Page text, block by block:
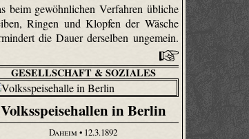
beim gewöhnlichen Verfahren übliche
Ringen und Klopfen der Wäsche
die Dauer derselben ungemein.
GESELLSCHAFT & SOZIALES
Volksspeisehallen in Berlin
Daheim • 12.3.1892